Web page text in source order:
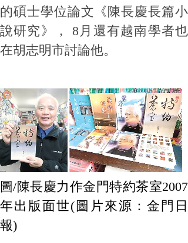
的碩士學位論文《陳長慶長篇小
說研究》， 8月還有越南學者也
在胡志明市討論他。
圖/陳長慶力作金門特約茶室2007
年出版面世(圖片來源：金門日
報)